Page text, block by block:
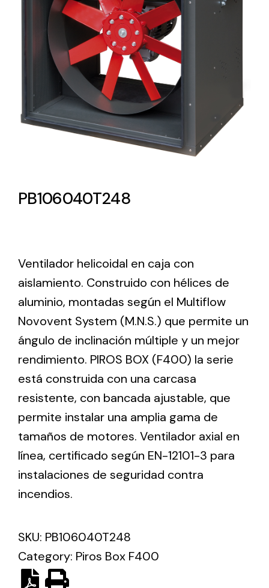
Lighting and Electrical
Equipment
Complete solutions in lighting and electrical
material for each project and need
Amplia gama de ventiladores y equipos de
Ventilation
The incorporation of Novovent into the group
meant a greater offer of ventilation products for
different uses
Iluminación Solar
Variedad de soluciones solares para todo tipo
de necesidades.
Solar lighting
PB106040T248
Ventilador helicoidal en caja con
aislamiento. Construido con hélices de
aluminio, montadas según el Multiflow
Novovent System (M.N.S.) que permite un
ángulo de inclinación múltiple y un mejor
rendimiento. PIROS BOX (F400) la serie
está construida con una carcasa
resistente, con bancada ajustable, que
permite instalar una amplia gama de
tamaños de motores. Ventilador axial en
línea, certificado según EN-12101-3 para
instalaciones de seguridad contra
incendios.
SKU: PB106040T248
Category: Piros Box F400